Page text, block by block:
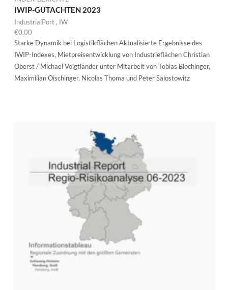
IWIP-GUTACHTEN 2023
IndustrialPort , IW
€0,00
Starke Dynamik bei Logistikflächen Aktualisierte Ergebnisse des
IWIP-Indexes, Mietpreisentwicklung von Industrieflächen Christian
Oberst / Michael Voigtländer unter Mitarbeit von Tobias Blöchinger,
Maximilian Oischinger, Nicolas Thoma und Peter Salostowitz